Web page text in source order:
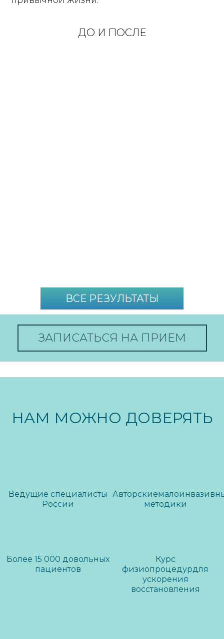
ДО И ПОСЛЕ
ВСЕ РЕЗУЛЬТАТЫ
ЗАПИСАТЬСЯ НА ПРИЕМ
Смотреть всех
НАМ МОЖНО ДОВЕРЯТЬ
Ведущие специалисты
России
Авторские
методики
Более 15 000 довольных
пациентов
Курс
физиопроцедурдля
ускорения
восстановления